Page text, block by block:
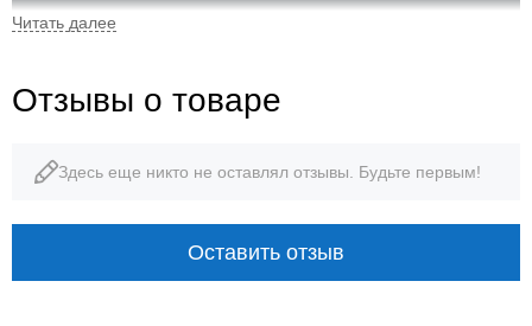
глубина погружения
Отзывы о товаре
Здесь еще никто не оставлял отзывы. Будьте первым!
Оставить отзыв